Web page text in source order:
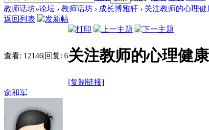
教师话坊»论坛 › 教师话坊 › 成长博雅轩 › 关注教师的心理健
返回列表
查看: 12146|回复: 6关注教师的心理健康
[复制链接]
俞和军